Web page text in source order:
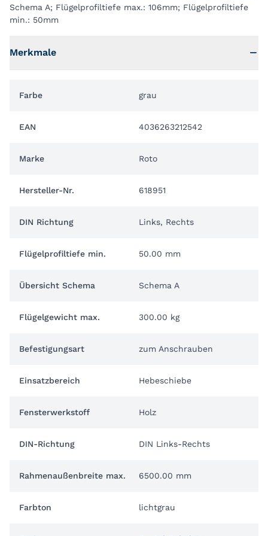
Schema A; Flügelprofiltiefe max.: 106mm; Flügelprofiltiefe
min.: 50mm
Merkmale
Farbe grau
EAN 4036263212542
Marke Roto
Hersteller-Nr. 618951
DIN Richtung Links, Rechts
Flügelprofiltiefe min. 50.00 mm
Übersicht Schema Schema A
Flügelgewicht max. 300.00 kg
Befestigungsart zum Anschrauben
Einsatzbereich Hebeschiebe
Fensterwerkstoff Holz
DIN-Richtung DIN Links-Rechts
Rahmenaußenbreite max. 6500.00 mm
Farbton lichtgrau